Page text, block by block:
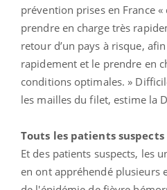
prévention prises en France
prendre en charge très
retour d’un pays à risque,
rapidement et le prendre en
conditions optimales. »
les mailles du filet, estime la
Touts les patients
Et des patients suspects, les
en ont appréhendé plusieurs